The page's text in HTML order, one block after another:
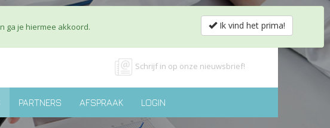
nl fr
Schrijf in op onze nieuwsbrief!
PARTNERS AFSPRAAK LOGIN
ga je hiermee akkoord. Ik vind het prima!